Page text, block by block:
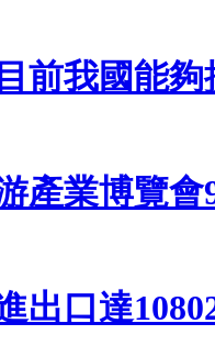
前我國能
產業博覽
出口達